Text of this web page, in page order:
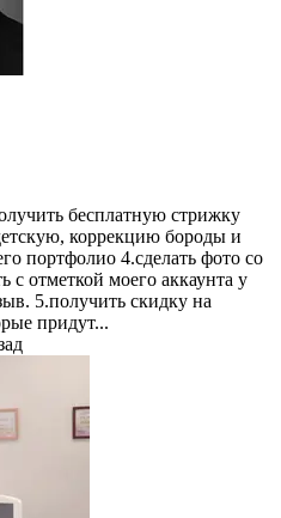
бесплатную стрижку
коррекцию бороды и
портфолио 4.сделать фото со
отметкой моего аккаунта у
5.получить скидку на
придут...